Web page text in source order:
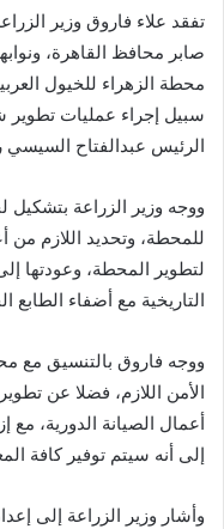
تفقد علاء فاروق وزير
صابر محافظ القاهرة،
محطة الزهراء للخيول
سبيل إجراء عمليات تطوير
الرئيس عبدالفتاح السيسي
ووجه وزير الزراعة بتشكيل
للمحطة، وتحديد اللازم
لتطوير المحطة، وعودتها
التاريخية مع أضفاء الطابع
ووجه فاروق بالتنسيق مع
الأمن اللازم، فضلا عن
أعمال الصيانة الدورية،
إلى أنه سيتم توفير كافة
وأشار وزير الزراعة إلى